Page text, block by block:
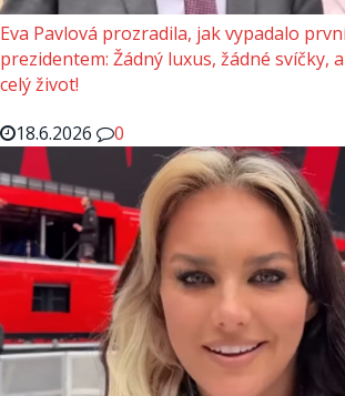
Eva Pavlová prozradila, jak vypadalo
prezidentem: Žádný luxus, žádné svíčky,
celý život!
18.6.2026
0